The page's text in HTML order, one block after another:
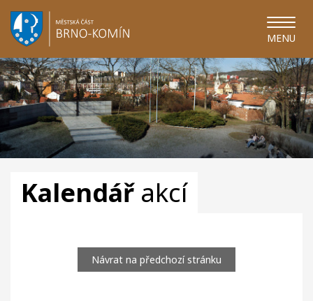
MENU
Kalendářakcí
Návrat na předchozí stránku